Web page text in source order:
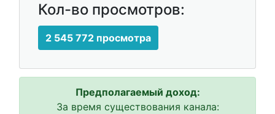
Кол-во просмотров:
2 545 772 просмотра
Предполагаемый доход:
За время существования канала: